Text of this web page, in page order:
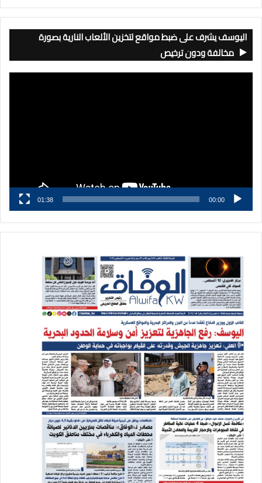
اليوسف يشرف على ضبط مواقع لتخزين الألعاب النارية بصورة
مخالفة ودون ترخيص
00:00
01:38